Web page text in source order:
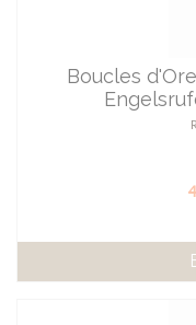
Boucles